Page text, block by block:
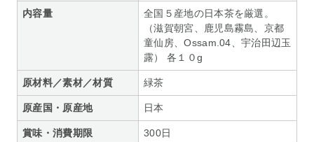
内容量
全国５産地の日本茶を厳選。
（滋賀朝宮、鹿児島霧島、京都
童仙房、Ossam.04、宇治田辺玉
露） 各１０g
原材料／素材／材質 緑茶
原産国・原産地 日本
賞味・消費期限 300日